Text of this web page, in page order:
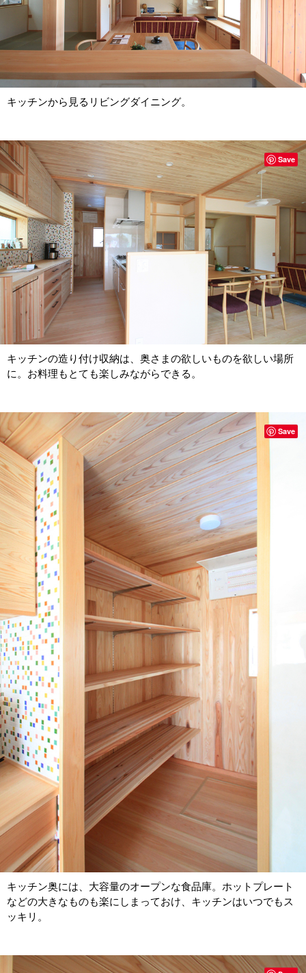
キッチンから見るリビングダイニング。
キッチンの造り付け収納は、奥さまの欲しいものを欲しい場所
に。お料理もとても楽しみながらできる。
Save
キッチン奥には、大容量のオープンな食品庫。ホットプレート
などの大きなものも楽にしまっておけ、キッチンはいつでもス
ッキリ。
Save